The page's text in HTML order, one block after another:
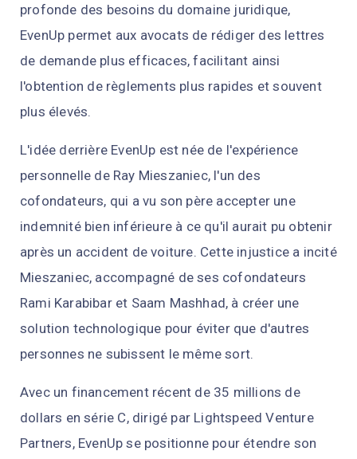
profonde des besoins du domaine juridique,
EvenUp permet aux avocats de rédiger des lettres
de demande plus efficaces, facilitant ainsi
l'obtention de règlements plus rapides et souvent
plus élevés.
L'idée derrière EvenUp est née de l'expérience
personnelle de Ray Mieszaniec, l'un des
cofondateurs, qui a vu son père accepter une
indemnité bien inférieure à ce qu'il aurait pu obtenir
après un accident de voiture. Cette injustice a incité
Mieszaniec, accompagné de ses cofondateurs
Rami Karabibar et Saam Mashhad, à créer une
solution technologique pour éviter que d'autres
personnes ne subissent le même sort.
Avec un financement récent de 35 millions de
dollars en série C, dirigé par Lightspeed Venture
Partners, EvenUp se positionne pour étendre son